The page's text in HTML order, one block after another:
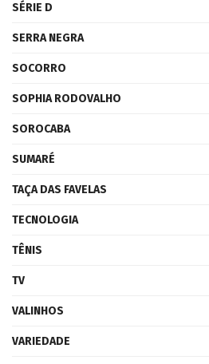
SÉRIE D
SERRA NEGRA
SOCORRO
SOPHIA RODOVALHO
SOROCABA
SUMARÉ
TAÇA DAS FAVELAS
TECNOLOGIA
TÊNIS
TV
VALINHOS
VARIEDADE